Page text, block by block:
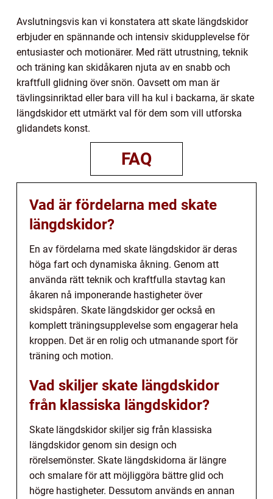
Avslutningsvis kan vi konstatera att skate längdskidor
erbjuder en spännande och intensiv skidupplevelse för
entusiaster och motionärer. Med rätt utrustning, teknik
och träning kan skidåkaren njuta av en snabb och
kraftfull glidning över snön. Oavsett om man är
tävlingsinriktad eller bara vill ha kul i backarna, är skate
längdskidor ett utmärkt val för dem som vill utforska
glidandets konst.
FAQ
Vad är fördelarna med skate
längdskidor?
En av fördelarna med skate längdskidor är deras
höga fart och dynamiska åkning. Genom att
använda rätt teknik och kraftfulla stavtag kan
åkaren nå imponerande hastigheter över
skidspåren. Skate längdskidor ger också en
komplett träningsupplevelse som engagerar hela
kroppen. Det är en rolig och utmanande sport för
träning och motion.
Vad skiljer skate längdskidor
från klassiska längdskidor?
Skate längdskidor skiljer sig från klassiska
längdskidor genom sin design och
rörelsemönster. Skate längdskidorna är längre
och smalare för att möjliggöra bättre glid och
högre hastigheter. Dessutom används en annan